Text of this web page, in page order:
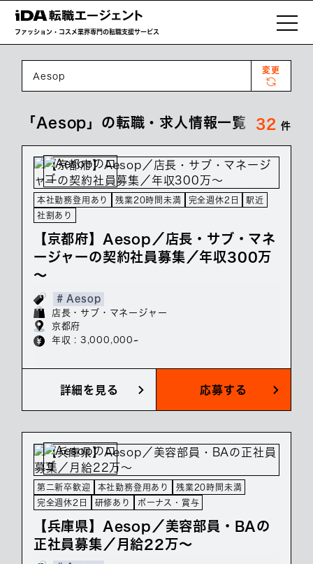
ファッション・コスメ業界専門の転職支援サービス
Aesop
変更
「Aesop」の転職・求人情報一覧 32 件
本社勤務登用あり 残業20時間未満 完全週休2日
駅近
社割あり
【京都府】Aesop／店長・サブ・マネ
ージャーの契約社員募集／年収300万
～
# Aesop
店長・サブ・マネージャー
京都府
年収 : 3,000,000~
詳細を見る 応募する
第二新卒歓迎 本社勤務登用あり
残業20時間未満
完全週休2日
研修あり ボーナス・賞与
【兵庫県】Aesop／美容部員・BAの
正社員募集／月給22万～